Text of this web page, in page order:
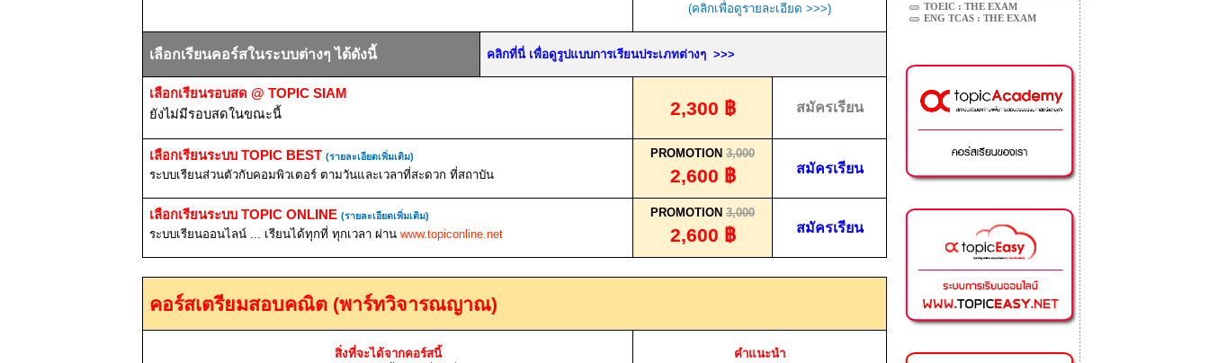
(คลิกเพื่อดูรายละเอียด >>>)
เลือกเรียนคอร์สในระบบต่างๆ ได้ดังนี้ คลิกที่นี่ เพื่อดูรูปแบบการเรียนประเภทต่างๆ>>>
เลือกเรียนรอบสด@ TOPIC SIAM
ยังไม่มีรอบสดในขณะนี้
2,300 ฿ สมัครเรียน
เลือกเรียนระบบTOPIC BEST (รายละเอียดเพิ่มเติม)
ระบบเรียนส่วนตัวกับคอมพิวเตอร์ ตามวันและเวลาที่สะดวก ที่สถาบัน
PROMOTION 3,000
2,600 ฿ สมัครเรียน
เลือกเรียนระบบTOPIC ONLINE (รายละเอียดเพิ่มเติม)
ระบบเรียนออนไลน์ ... เรียนได้ทุกที่ ทุกเวลา ผ่านwww.topiconline.net
PROMOTION 3,000
2,600 ฿ สมัครเรียน
คอร์สเตรียมสอบคณิต (พาร์ทวิจารณญาณ)
สิ่งที่จะได้จากคอร์สนี้
คำแนะนำ
TOEIC : THE EXAM
ENG TCAS : THE EXAM